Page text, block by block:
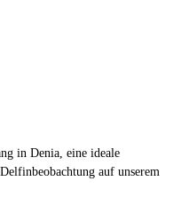
in Denia, eine ideale
auf unserem